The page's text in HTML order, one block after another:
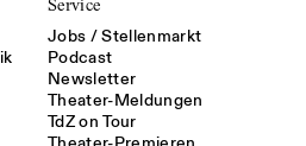
Service
Jobs / Stellenmarkt
Podcast
Newsletter
Theater-Meldungen
TdZ on Tour